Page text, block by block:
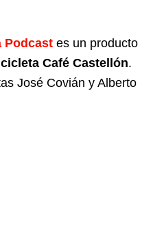
Podcast es un producto
Café Castellón.
José Covián y Alberto